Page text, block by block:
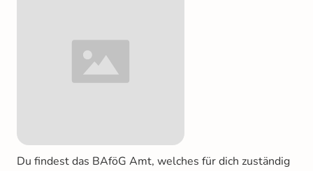
Du findest das BAföG Amt, welches für dich zuständig